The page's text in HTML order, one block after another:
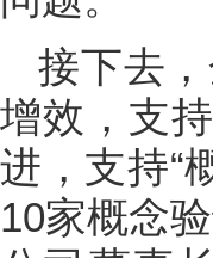
接下去
增效，支
进，支持“
10家概念